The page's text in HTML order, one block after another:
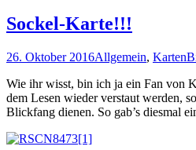
Sockel-Karte!!!
26. Oktober 2016Allgemein, Karten
Wie ihr wisst, bin ich ja ein Fan von
dem Lesen wieder verstaut werden,
Blickfang dienen. So gab’s diesmal